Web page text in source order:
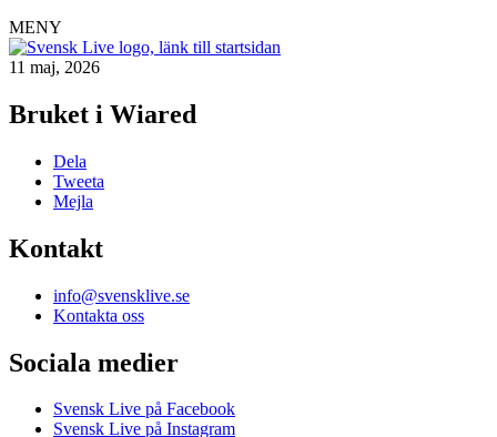
MENY
11 maj, 2026
Bruket i Wiared
Dela
Tweeta
Mejla
Kontakt
info@svensklive.se
Kontakta oss
Sociala medier
Svensk Live på Facebook
Svensk Live på Instagram